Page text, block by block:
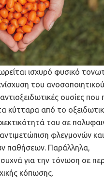
ισχυρό φυσικό
του ανοσοποιητικού
ουσίες που
κύτταρα από το
του σε
φλεγμονών
παθήσεων. Παράλληλα,
συχνά για την τόνωση σε
κόπωσης.